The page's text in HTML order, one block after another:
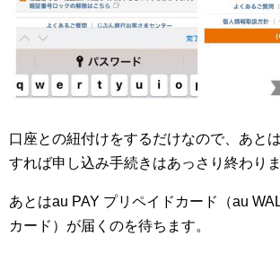
口座との紐付けをするだけなので、あと
すれば申し込み手続きはあっさり終わりま
あとはau PAY プリペイドカード（au
カード）が届くのを待ちます。